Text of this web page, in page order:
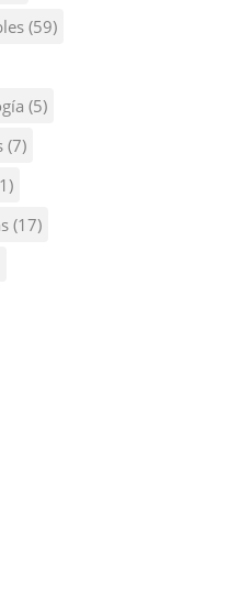
(59)
(5)
(7)
(17)